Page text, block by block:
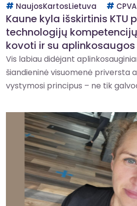
NaujosKartosLietuva
CPVA
Kaune kyla išskirtinis KTU
technologijų
kovoti ir su
Vis labiau didėjant
šiandieninė visuomenė priversta
vystymosi principus – ne tik